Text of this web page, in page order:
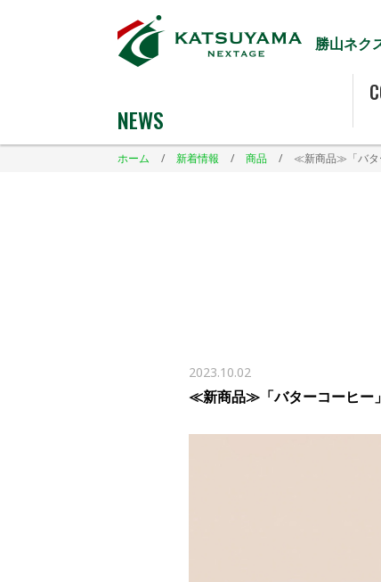
勝山ネク
NEWS
ホーム / 新着情報 / 商品 / ≪新商品≫「バタ
2023.10.02
≪新商品≫「バターコーヒー